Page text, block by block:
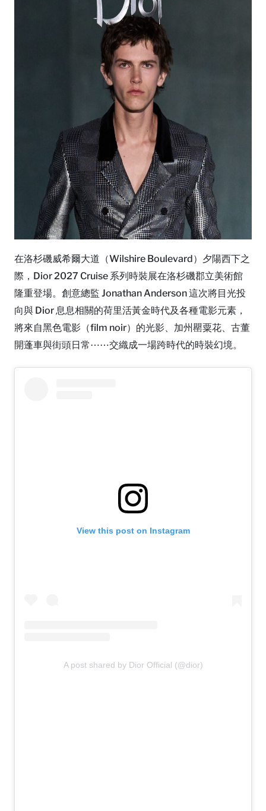
在洛杉磯威希爾大道（Wilshire Boulevard）夕陽西下之
際，Dior 2027 Cruise 系列時裝展在洛杉磯郡立美術館
隆重登場。創意總監 Jonathan Anderson 這次將目光投
向與 Dior 息息相關的荷里活黃金時代及各種電影元素，
將來自黑色電影（film noir）的光影、加州罌粟花、古董
開蓬車與街頭日常⋯⋯交織成一場跨時代的時裝幻境。
View this post on Instagram
A post shared by Dior Official (@dior)